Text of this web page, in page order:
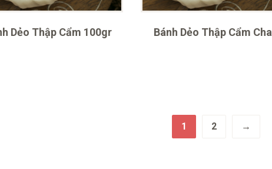
Dẻo Thập Cẩm 100gr Bánh Dẻo Thập Cẩm
1 2 →